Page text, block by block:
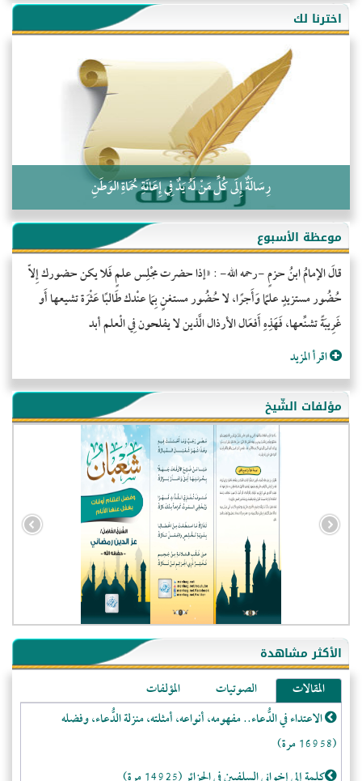
أُسُـسُ بَـيْـتِ الـمُسْـلِمِ
التَّعْلِيمُ القُرْآنِي
كلمة إلى إخواني السلفيين في الجزائر
اخترنا لك
رِسَالَةٌ إِلَى كُلِّ مَنْ لَهُ يَدٌ فِي إِعَانَةِ حُمَاةِ الوَطَنِ
موعظة الأسبوع
قالَ الإمامُ ابنُ حزمٍ -رحمه الله- : «إذا حضرت مجْلِس علمٍ فَلا يكن حضورك إِلاّ
حُضُور مستزيدٍ علمًا وَأَجرًا، لا حُضُور مستغنٍ بِمَا عنْدك طَالبًا عَثْرَة تشيعها أَو
غَرِيبَةً تشنِّعها، فَهَذِهِ أَفعَال الأرذال الَّذين لا يفلحون فِي الْعلم أبد
اقرأ المزيد
مؤلفات الشّيخ
الأكثر مشاهدة
المقالات الصوتيات
المؤلفات
الاعتداء في الدُّعاء.. مفهومه، أنواعه، أمثلته، منزلة الدُّعاء، وفضله
(16958 مرة)